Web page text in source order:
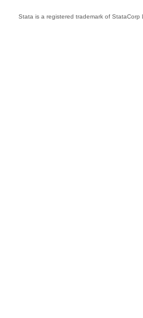
Stata is a registered trademark of